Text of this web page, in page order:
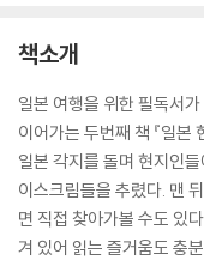
책소개
일본 여행을 위한 필독서가
이어가는 두번째 책 『일본
일본 각지를 돌며 현지인
이스크림들을 추렸다. 맨
면 직접 찾아가볼 수도 있
겨 있어 읽는 즐거움도 충